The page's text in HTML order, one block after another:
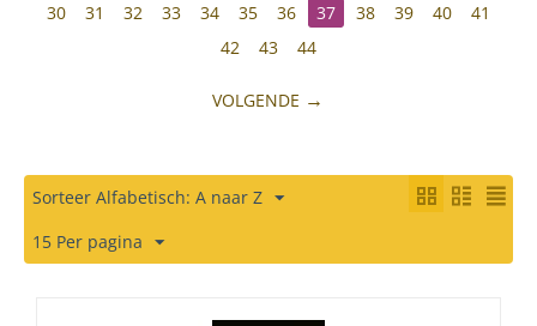
30 31 32 33 34 35 36 37 38 39 40
41
42
43 44
VOLGENDE
Sorteer Alfabetisch: A naar Z
15 Per pagina